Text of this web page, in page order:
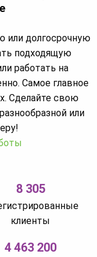
или долгосрочную
подходящую
работать на
Самое главное
Сделайте свою
или
8 305
клиенты
4 463 200